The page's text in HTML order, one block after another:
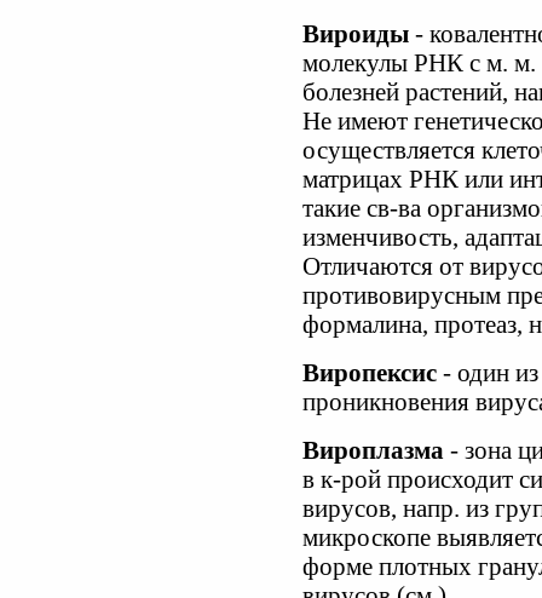
Вироиды -
молекулы РНК с м. м.
болезней растений,
Не имеют
осуществляется
матрицах РНК или
такие св-ва
изменчивость,
Отличаются от
противовирусным
формалина, протеаз,
Виропексис - один
проникновения
Вироплазма - зона
в к-рой происходит
вирусов, напр. из
микроскопе
форме плотных